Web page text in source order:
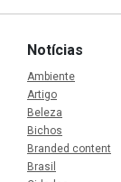
Notícias
Ambiente
Artigo
Beleza
Bichos
Branded content
Brasil